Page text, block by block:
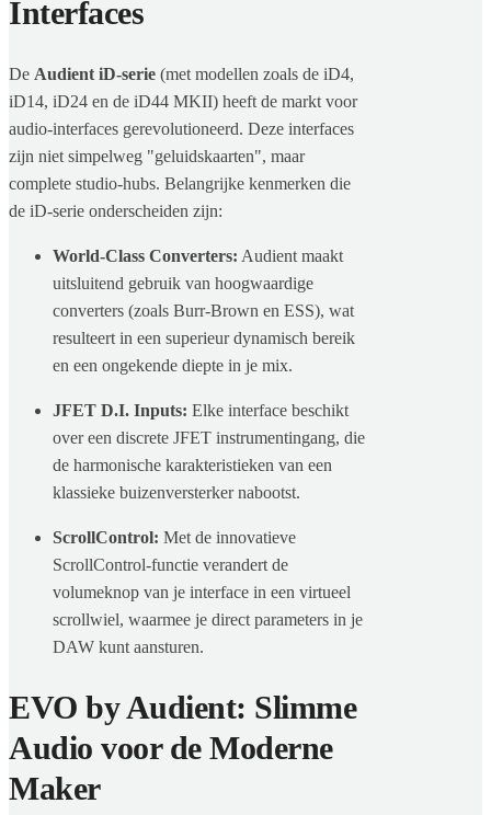
Interfaces
De Audient iD-serie (met modellen zoals de iD4,
iD14, iD24 en de iD44 MKII) heeft de markt voor
audio-interfaces gerevolutioneerd. Deze interfaces
zijn niet simpelweg "geluidskaarten", maar
complete studio-hubs. Belangrijke kenmerken die
de iD-serie onderscheiden zijn:
World-Class Converters: Audient maakt
uitsluitend gebruik van hoogwaardige
converters (zoals Burr-Brown en ESS), wat
resulteert in een superieur dynamisch bereik
en een ongekende diepte in je mix.
JFET D.I. Inputs: Elke interface beschikt
over een discrete JFET instrumentingang, die
de harmonische karakteristieken van een
klassieke buizenversterker nabootst.
ScrollControl: Met de innovatieve
ScrollControl-functie verandert de
volumeknop van je interface in een virtueel
scrollwiel, waarmee je direct parameters in je
DAW kunt aansturen.
EVO by Audient: Slimme
Audio voor de Moderne
Maker